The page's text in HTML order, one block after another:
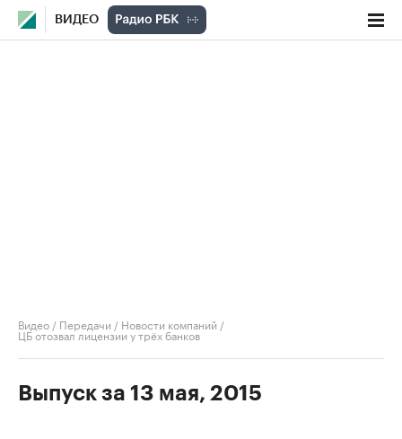
ВИДЕО
Видео / Передачи / Новости компаний /
ЦБ отозвал лицензии у трёх банков
Выпуск за 13 мая, 2015